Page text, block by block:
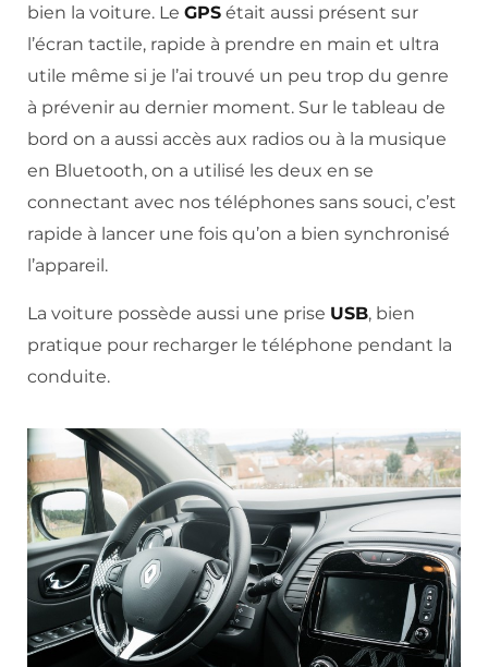
bien la voiture. Le GPS était aussi présent sur
l’écran tactile, rapide à prendre en main et ultra
utile même si je l’ai trouvé un peu trop du genre
à prévenir au dernier moment. Sur le tableau de
bord on a aussi accès aux radios ou à la musique
en Bluetooth, on a utilisé les deux en se
connectant avec nos téléphones sans souci, c’est
rapide à lancer une fois qu’on a bien synchronisé
l’appareil.
La voiture possède aussi une prise USB, bien
pratique pour recharger le téléphone pendant la
conduite.